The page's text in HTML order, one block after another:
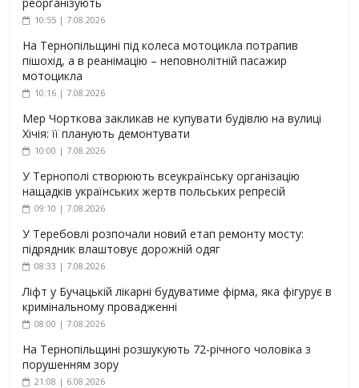
10:55 | 7.08.2026
На Тернопільщині під колеса мотоцикла потрапив
пішохід, а в реанімацію – неповнолітній пасажир
мотоцикла
10:16 | 7.08.2026
Мер Чорткова закликав не купувати будівлю на вулиці
Хічія: її планують демонтувати
10:00 | 7.08.2026
У Тернополі створюють всеукраїнську організацію
нащадків українських жертв польських репресій
09:10 | 7.08.2026
У Теребовлі розпочали новий етап ремонту мосту:
підрядник влаштовує дорожній одяг
08:33 | 7.08.2026
Ліфт у Бучацькій лікарні будуватиме фірма, яка фігурує в
кримінальному провадженні
08:00 | 7.08.2026
На Тернопільщині розшукують 72-річного чоловіка з
порушенням зору
21:08 | 6.08.2026